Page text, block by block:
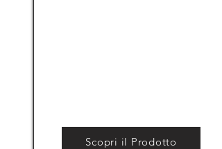
Scopri il Prodotto